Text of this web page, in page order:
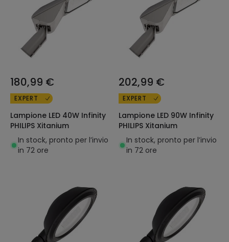
180,99 €
EXPERT
Lampione LED 40W Infinity
PHILIPS Xitanium
In stock, pronto per l’invio
in 72 ore
202,99 €
EXPERT
Lampione LED 90W Infinity
PHILIPS Xitanium
In stock, pronto per l’invio
in 72 ore